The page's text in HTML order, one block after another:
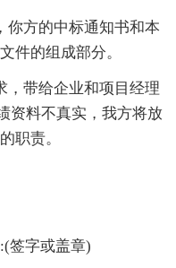
方的中标通知书和本
件的组成部分。
带给企业和项目经理
资料不真实，我方将放
职责。
字或盖章)